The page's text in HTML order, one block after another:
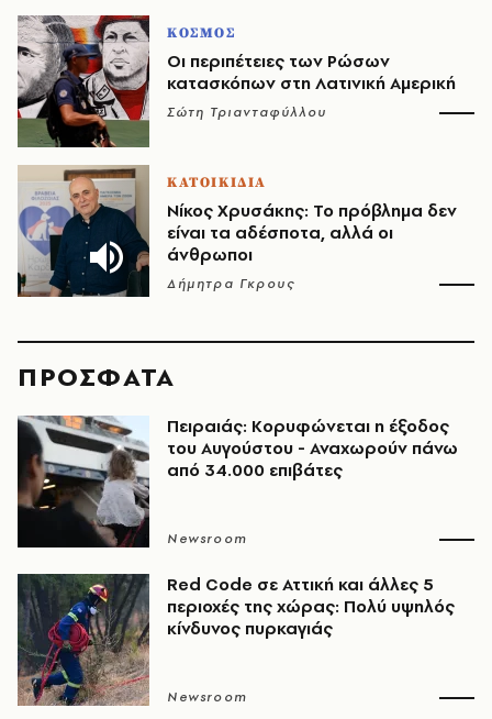
ΚΟΣΜΟΣ
Οι περιπέτειες των Ρώσων
κατασκόπων στη Λατινική Αμερική
Σώτη Τριανταφύλλου
ΚΑΤΟΙΚΙΔΙΑ
Νίκος Χρυσάκης: Το πρόβλημα δεν
είναι τα αδέσποτα, αλλά οι
άνθρωποι
Δήμητρα Γκρους
ΠΡΟΣΦΑΤΑ
Πειραιάς: Κορυφώνεται η έξοδος
του Αυγούστου - Αναχωρούν πάνω
από 34.000 επιβάτες
Newsroom
Red Code σε Αττική και άλλες 5
περιοχές της χώρας: Πολύ υψηλός
κίνδυνος πυρκαγιάς
Newsroom